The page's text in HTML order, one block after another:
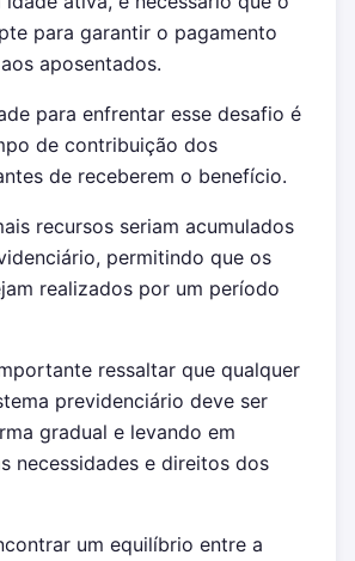
para garantir o pagamento
aposentados.
para enfrentar esse desafio é
de contribuição dos
de receberem o benefício.
recursos seriam acumulados
permitindo que os
realizados por um período
ressaltar que qualquer
previdenciário deve ser
gradual e levando em
necessidades e direitos dos
um equilíbrio entre a